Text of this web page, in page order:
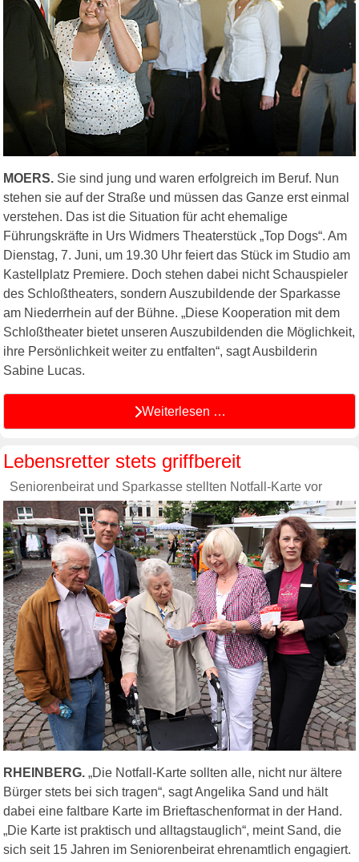
MOERS. Sie sind jung und waren erfolgreich im Beruf. Nun
stehen sie auf der Straße und müssen das Ganze erst einmal
verstehen. Das ist die Situation für acht ehemalige
Führungskräfte in Urs Widmers Theaterstück „Top Dogs“. Am
Dienstag, 7. Juni, um 19.30 Uhr feiert das Stück im Studio am
Kastellplatz Premiere. Doch stehen dabei nicht Schauspieler
des Schloßtheaters, sondern Auszubildende der Sparkasse
am Niederrhein auf der Bühne. „Diese Kooperation mit dem
Schloßtheater bietet unseren Auszubildenden die Möglichkeit,
ihre Persönlichkeit weiter zu entfalten“, sagt Ausbilderin
Sabine Lucas.
Weiterlesen …
Lebensretter stets griffbereit
Seniorenbeirat und Sparkasse stellten Notfall-Karte vor
RHEINBERG. „Die Notfall-Karte sollten alle, nicht nur ältere
Bürger stets bei sich tragen“, sagt Angelika Sand und hält
dabei eine faltbare Karte im Brieftaschenformat in der Hand.
„Die Karte ist praktisch und alltagstauglich“, meint Sand, die
sich seit 15 Jahren im Seniorenbeirat ehrenamtlich engagiert.